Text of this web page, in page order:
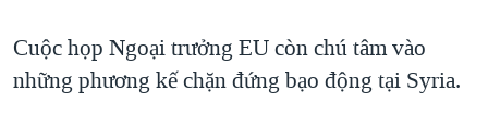
Cuộc họp Ngoại trưởng EU còn chú tâm vào
những phương kế chặn đứng bạo động tại Syria.